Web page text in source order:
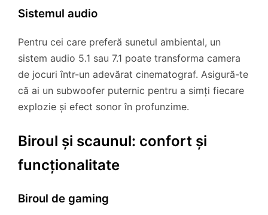
Sistemul audio
Pentru cei care preferă sunetul ambiental, un
sistem audio 5.1 sau 7.1 poate transforma camera
de jocuri într-un adevărat cinematograf. Asigură-te
că ai un subwoofer puternic pentru a simți fiecare
explozie și efect sonor în profunzime.
Biroul și scaunul: confort și
funcționalitate
Biroul de gaming